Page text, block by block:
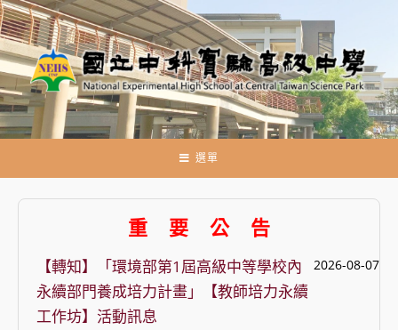
跳
轉
至
主
要
內
選單
重 要 公 告
【轉知】「環境部第1屆高級中等學校內
永續部門養成培力計畫」【教師培力永續
工作坊】活動訊息
2026-08-07